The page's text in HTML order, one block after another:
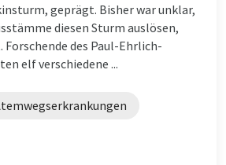
geprägt. Bisher war unklar,
diesen Sturm auslösen,
Forschende des Paul-Ehrlich-
elf verschiedene ...